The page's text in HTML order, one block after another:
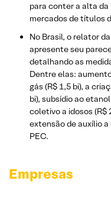
para conter a alta
mercados de títulos
No Brasil, o relator
apresente seu
detalhando as
Dentre elas:
gás (R$ 1,5 bi), a
bi), subsídio ao
coletivo a idosos (R$
extensão de auxílio
PEC.
Empresas